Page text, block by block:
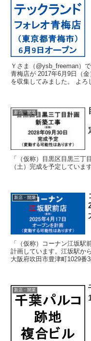
Ｙさま（@ysb_freeman）です。 ヤマダ電機テックラン
青梅店が 2017年6月9日（金）に
新店・開業
「（仮称）目黒区目黒三丁
（土）完成を予定しています
新店・開業
「（仮称）コーナン江坂駅
計画しています。江坂駅か
大阪府吹田市豊津町1029番
メートル、駐車場：33台
新店・開業